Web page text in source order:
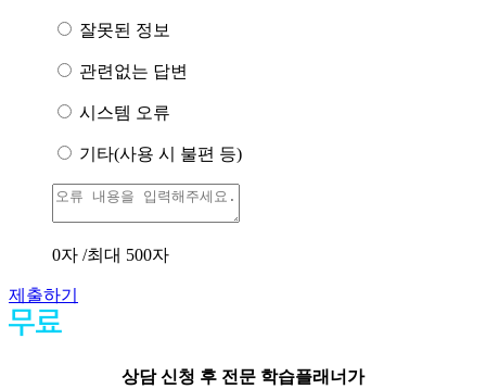
잘못된 정보
관련없는 답변
시스템 오류
기타(사용 시 불편 등)
0자 /최대 500자
제출하기
상담 신청 후 전문 학습플래너가